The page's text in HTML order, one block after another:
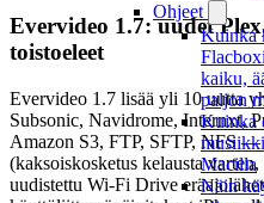
Ohjeet
Kuinka
kaiku,
paljon
Kuinka
Macilla
Näin
Evervideo 1.7: uudet
toistoeleet
Evervideo 1.7 lisää yli 10 uutta
Subsonic, Navidrome, Internxt,
Amazon S3, FTP, SFTP, NFS —
(kaksoiskosketus kelausta
uudistettu Wi-Fi Drive